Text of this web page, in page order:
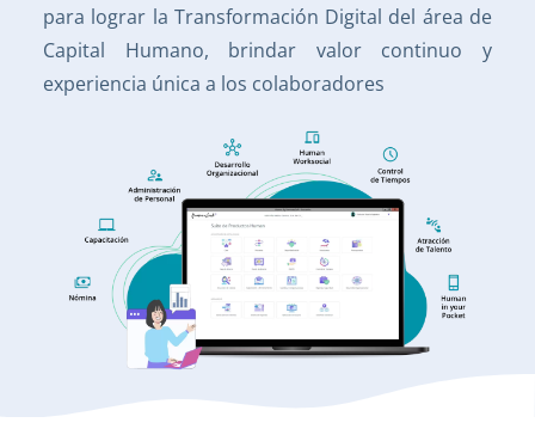
para lograr la Transformación Digital del área de
Capital Humano, brindar valor continuo y
experiencia única a los colaboradores